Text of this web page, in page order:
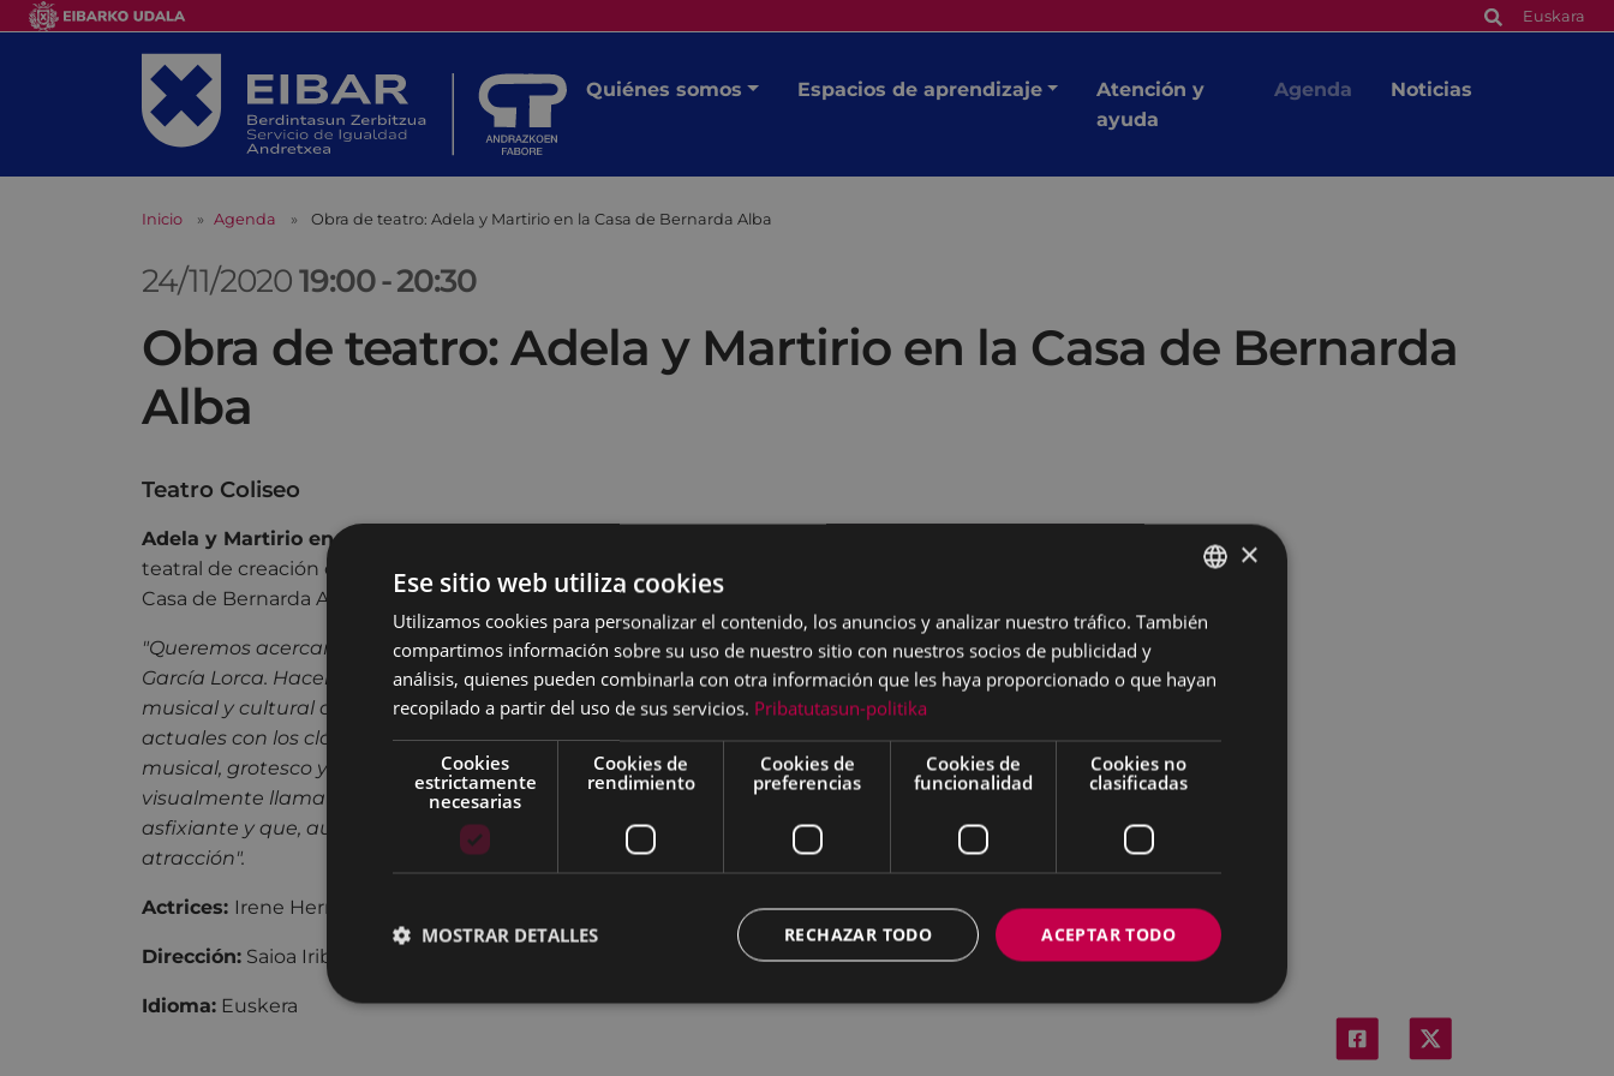
Euskara
Quiénes somos Espacios de aprendizaje
Atención y
ayuda
Agenda Noticias
Inicio Agenda Obra de teatro: Adela y Martirio en la Casa de Bernarda Alba
24/11/202019:00-20:30
Obra de teatro: Adela y Martirio en la Casa de Bernarda
Alba
Teatro Coliseo
Adela y Martirio en la Casa de Bernarda Alba
teatral de creación colectiva, para personas adultas, basado en "La
Casa de Bernarda Alba" de García Lorca.
"Queremos acercarnos a cómo entendemos hoy el clásico de
García Lorca. Hacemos la adaptación desde el referente visual,
musical y cultural que tenemos, combinando los referentes
actuales con los clásicos. Es un drama con toques de humor, un
musical, grotesco y poético. La tragicomedia es cantada y
visualmente llamativa, evocando un mundo cerrado, profundo y
asfixiante y que, aunque pueda provocar grima, genera una gran
atracción".
Actrices: Irene Hernandez y Nerea Ariznabarreta
Dirección: Saioa Iribarren
Idioma: Euskera
BASQUE
×
Ese sitio web utiliza cookies
Utilizamos cookies para personalizar el contenido, los anuncios y analizar nuestro tráfico. También
compartimos información sobre su uso de nuestro sitio con nuestros socios de publicidad y
análisis, quienes pueden combinarla con otra información que les haya proporcionado o que hayan
recopilado a partir del uso de sus servicios. Pribatutasun-politika
Cookies
estrictamente
necesarias
Cookies de
rendimiento
Cookies de
preferencias
Cookies de
funcionalidad
Cookies no
clasificadas
ACEPTAR TODO
RECHAZAR TODO
MOSTRAR DETALLES